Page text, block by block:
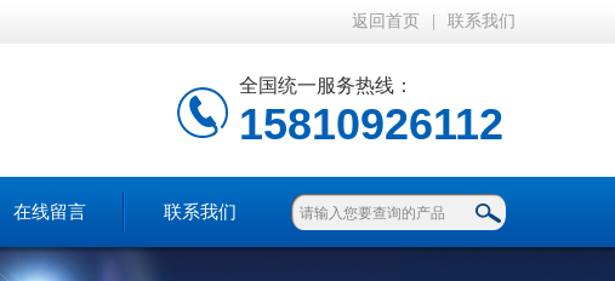
返回首页 联系我们
全国统一服务热线：
15810926112
在线留言 联系我们